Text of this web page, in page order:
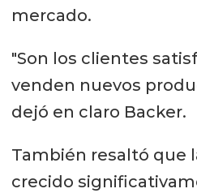
mercado.
"Son los clientes
venden nuevos
dejó en claro Backer.
También resaltó que
crecido